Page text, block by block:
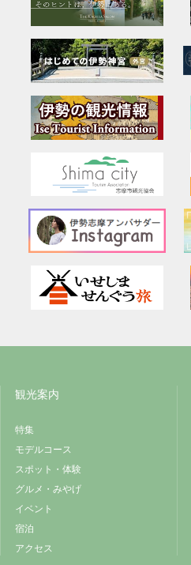
観光案内
特集
モデルコース
スポット・体験
グルメ・みやげ
イベント
宿泊
アクセス